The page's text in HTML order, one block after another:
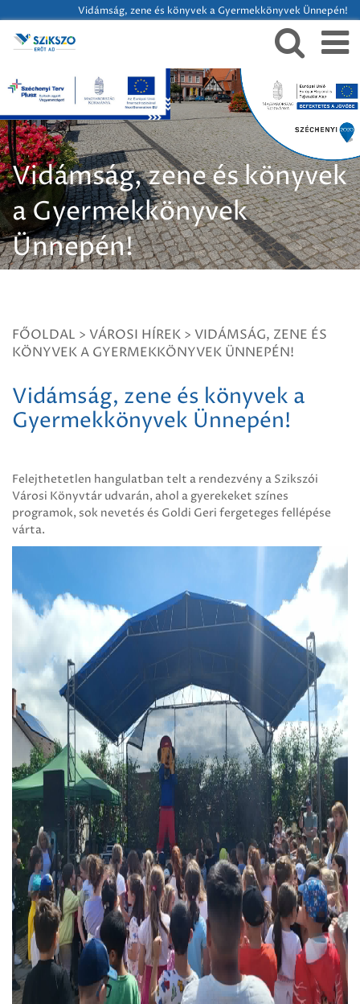
Vidámság, zene és könyvek a Gyermekkönyvek Ünnepén!
Vidámság, zene és könyvek
a Gyermekkönyvek
Ünnepén!
FŐOLDAL > VÁROSI HÍREK > VIDÁMSÁG, ZENE ÉS
KÖNYVEK A GYERMEKKÖNYVEK ÜNNEPÉN!
Vidámság, zene és könyvek a
Gyermekkönyvek Ünnepén!
Felejthetetlen hangulatban telt a rendezvény a Szikszói
Városi Könyvtár udvarán, ahol a gyerekeket színes
programok, sok nevetés és Goldi Geri fergeteges fellépése
várta.